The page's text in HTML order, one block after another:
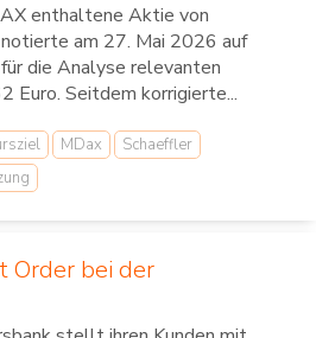
enthaltene Aktie von
am 27. Mai 2026 auf
die Analyse relevanten
Euro. Seitdem korrigierte...
MDax
Schaeffler
Order bei der